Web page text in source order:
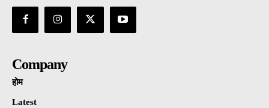
Company
होम
Latest